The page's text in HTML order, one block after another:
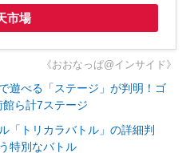
市場
《おおなっぱ@インサイド》
遊べる「ステージ」が判明！ゴ
ら計7ステージ
「トリカラバトル」の詳細判
特別なバトル